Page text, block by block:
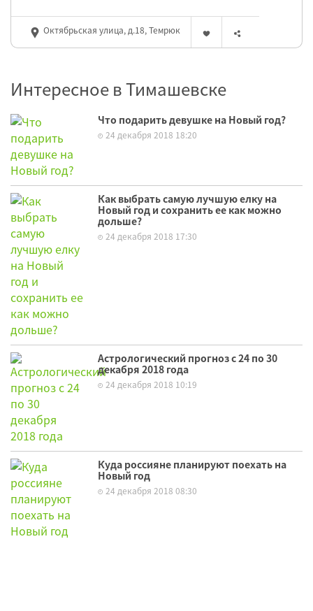
Октябрьская улица, д.18, Темрюк
Интересное в Тимашевске
Что подарить девушке на Новый год?
24 декабря 2018 18:20
Как выбрать самую лучшую елку на
Новый год и сохранить ее как можно
дольше?
24 декабря 2018 17:30
Астрологический прогноз с 24 по 30
декабря 2018 года
24 декабря 2018 10:19
Куда россияне планируют поехать на
Новый год
24 декабря 2018 08:30